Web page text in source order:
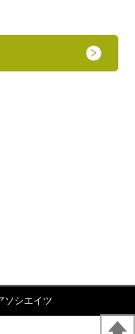
ソシエイツ